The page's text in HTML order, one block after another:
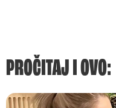
PROČITAJ I OVO: